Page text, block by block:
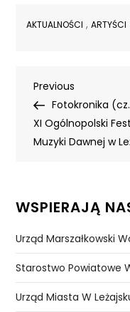
AKTUALNOŚCI ,ARTYŚCI
wpisu
Previous
Post
Previous
Fotokronika
XI Ogólnopolski
Muzyki Dawnej w
WSPIERAJĄ
Urząd Marszałkowski
Starostwo Powiatowe
Urząd Miasta W